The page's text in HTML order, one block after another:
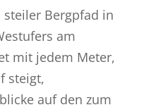
steiler Bergpfad in
am
mit jedem Meter,
steigt,
auf den zum